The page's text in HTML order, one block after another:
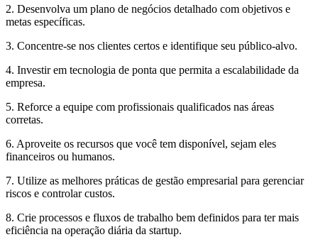
2. Desenvolva um plano de negócios detalhado com objetivos e
metas específicas.
3. Concentre-se nos clientes certos e identifique seu público-alvo.
4. Investir em tecnologia de ponta que permita a escalabilidade da
empresa.
5. Reforce a equipe com profissionais qualificados nas áreas
corretas.
6. Aproveite os recursos que você tem disponível, sejam eles
financeiros ou humanos.
7. Utilize as melhores práticas de gestão empresarial para gerenciar
riscos e controlar custos.
8. Crie processos e fluxos de trabalho bem definidos para ter mais
eficiência na operação diária da startup.